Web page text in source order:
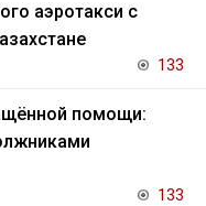
аэротакси с
133
помощи:
133